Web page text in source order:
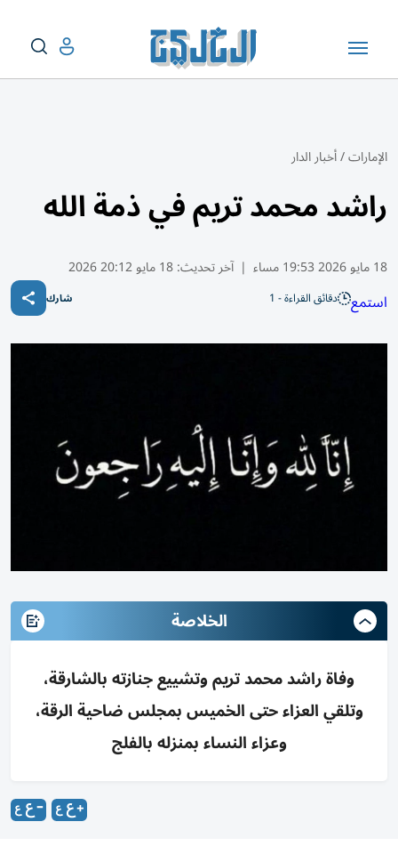
الإمارات/أخبار الدار
راشد محمد تريم في ذمة الله
18 مايو 2026 19:53 مساء | آخر تحديث:18 مايو 20:12 2026
استمع دقائق القراءة - 1 شارك
الخلاصة
وفاة راشد محمد تريم وتشييع جنازته بالشارقة،
وتلقي العزاء حتى الخميس بمجلس ضاحية الرقة،
وعزاء النساء بمنزله بالفلج